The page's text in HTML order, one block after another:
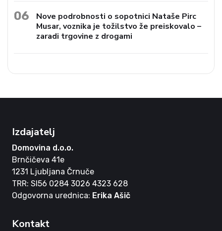
06
Nove podrobnosti o sopotnici Nataše Pirc
Musar, voznika je tožilstvo že preiskovalo –
zaradi trgovine z drogami
Izdajatelj
Domovina d.o.o.
Brnčičeva 41e
1231 Ljubljana Črnuče
TRR: SI56 0284 3026 4323 628
Odgovorna urednica: Erika Ašič
Kontakt